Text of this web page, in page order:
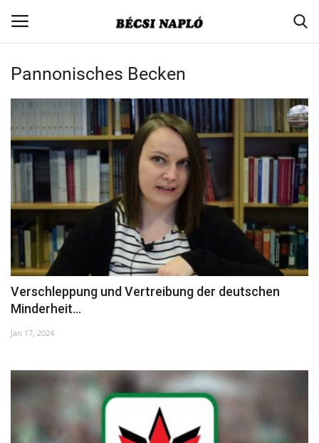
Login Register
Home
Contact
Aktuell
Gesellschaft
Minderheitenpolitik
Verbandsnachrichten
Gesundheit
Pannonisches Becken
Verschleppung und Vertreibung der deutschen
Minderheit...
Jan 17, 2024